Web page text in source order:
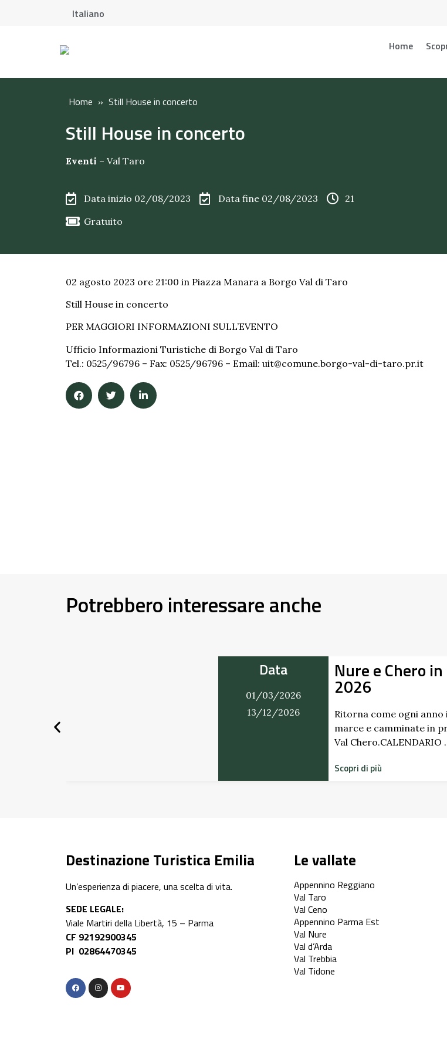
Italiano
Home
Home » Still House in concerto
Still House in concerto
Eventi – Val Taro
Data inizio 02/08/2023 Data fine 02/08/2023
21
Gratuito
02 agosto 2023 ore 21:00 in Piazza Manara a Borgo Val di Taro
Still House in concerto
PER MAGGIORI INFORMAZIONI SULL’EVENTO
Ufficio Informazioni Turistiche di Borgo Val di Taro
Tel.: 0525/96796 – Fax: 0525/96796 – Email: uit@comune.borgo-val-di-taro.pr.it
Potrebbero interessare anche
Data
01/03/2026
13/12/2026
Nure e Chero
2026
Ritorna come ogni
marce e camminate in
Val Chero.CALENDARIO
Scopri di più
Destinazione Turistica Emilia
Un’esperienza di piacere, una scelta di vita.
SEDE LEGALE:
Viale Martiri della Libertà, 15 – Parma
CF 92192900345
PI 02864470345
Le vallate
Appennino Reggiano
Val Taro
Val Ceno
Appennino Parma Est
Val Nure
Val d’Arda
Val Trebbia
Val Tidone